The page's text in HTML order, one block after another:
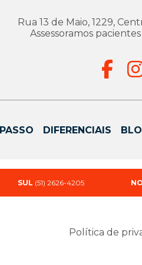
Rua 13 de Maio, 1229,
Assessoramos
DIFERENCIAIS
SUL (51) 2626-4205
Política de